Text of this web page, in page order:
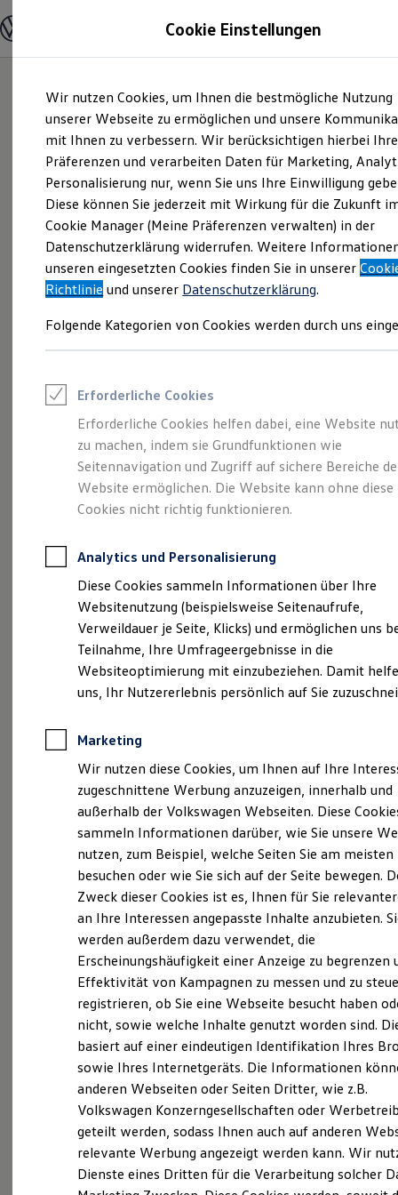
Hauptinhalt
springen
Footer
springen
Modelle und Konfigurator
Modelle vergleichen
Elektroautos
ENERGY Sondermodelle
Nutzfahrzeuge
SUV und CUV
Familienautos
Kombis
Kompaktwagen
Sportwagen
Schnell verfügbare Fahrzeuge
Angebote und Produkte
Aktuelle Angebote
E-Auto-Förderung
Volkswagen Marktplatz
Junge Gebrauchtwagen und Gebrauchtwagen
Saisonangebote
Leasing
Leasing-Angebote
Gebrauchtwagen Leasing
Junge Gebrauchtwagen-Leasing
Elektroauto Leasing
Kleinwagen-Leasing
Leasing ohne Anzahlung
Autokredit mit Schlussrate
Versicherungen und Garantien
Kfz-Versicherung
Restschuldversicherungen
Garantien
Wartungsverträge
Geschäftskunden
Professional Class bei Volkswagen
Großkunden
Behörden
Anpfiff zum Gewinn
Elektroautos
ID. Tutorials
Elektrofahrzeugkonzepte
Reichweite
Reichweite der ID. Modelle
Reichweite im Winter
Laden
Laden unterwegs
Laden Zuhause
Ladezeitensimulator
Batterie
Sicherheit
Garantie und Lebensdauer
Nachhaltigkeit
Technologie
Kosten und Kauf
Verbrauchskosten
Kaufoptionen
E-Auto-Förderung
Software und Konnektivität
Die ID. Software 6
ID. Software Versionen und Updates
Digitale Extras
Schnittstellen zu Ihrem ID.
STARKE Autos suchen
STARKE
Mitarbeiter...
(Impressum & Rechtliches)
Was Sie bei STARKE
erwartet:
STARKE Akademie: Mit unser
betriebseigenen Weiterbildungsinitiative
haben Sie die Möglichkeit, Ihr volles
Potential auszuschöpfen und kontinuierlich
Ihre Fähigkeiten zu erweitern.
Erstklassige Arbeitsausrüstung:Von uns
erhalten Sie die erstklassige Arbeitsmittel
und Ressourcen, um Ihre Aufgaben
bestmöglich zu bewältigen.
Entlohnung nach Leistung:
Wir möchten
Ihre harte Arbeit angemessen entlohnen.
Cookie Einstellungen
Wir nutzen Cookies, um Ihnen die bestmögliche Nutzung
unserer Webseite zu ermöglichen und unsere
mit Ihnen zu verbessern. Wir berücksichtigen hierbei Ihre
Präferenzen und verarbeiten Daten für Marketing,
Personalisierung nur, wenn Sie uns Ihre Einwilligung
Diese können Sie jederzeit mit Wirkung für die Zukunft
Cookie Manager (Meine Präferenzen verwalten) in der
Datenschutzerklärung widerrufen. Weitere
unseren eingesetzten Cookies finden Sie in unserer
Richtlinie und unserer Datenschutzerklärung.
Folgende Kategorien von Cookies werden durch uns
Erforderliche Cookies
Erforderliche Cookies helfen dabei, eine Website
zu machen, indem sie Grundfunktionen wie
Seitennavigation und Zugriff auf sichere Bereiche
Website ermöglichen. Die Website kann ohne diese
Cookies nicht richtig funktionieren.
Analytics und Personalisierung
Diese Cookies sammeln Informationen über Ihre
Websitenutzung (beispielsweise Seitenaufrufe,
Verweildauer je Seite, Klicks) und ermöglichen uns
Teilnahme, Ihre Umfrageergebnisse in die
Websiteoptimierung mit einzubeziehen. Damit
uns, Ihr Nutzererlebnis persönlich auf Sie
Marketing
Wir nutzen diese Cookies, um Ihnen auf Ihre
zugeschnittene Werbung anzuzeigen, innerhalb und
außerhalb der Volkswagen Webseiten. Diese
sammeln Informationen darüber, wie Sie unsere
nutzen, zum Beispiel, welche Seiten Sie am meisten
besuchen oder wie Sie sich auf der Seite bewegen.
Zweck dieser Cookies ist es, Ihnen für Sie
an Ihre Interessen angepasste Inhalte anzubieten.
werden außerdem dazu verwendet, die
Erscheinungshäufigkeit einer Anzeige zu begrenzen
Effektivität von Kampagnen zu messen und zu
registrieren, ob Sie eine Webseite besucht haben
nicht, sowie welche Inhalte genutzt worden sind.
basiert auf einer eindeutigen Identifikation Ihres
sowie Ihres Internetgeräts. Die Informationen
anderen Webseiten oder Seiten Dritter, wie z.B.
Volkswagen Konzerngesellschaften oder
geteilt werden, sodass Ihnen auch auf anderen
relevante Werbung angezeigt werden kann. Wir
Dienste eines Dritten für die Verarbeitung solcher